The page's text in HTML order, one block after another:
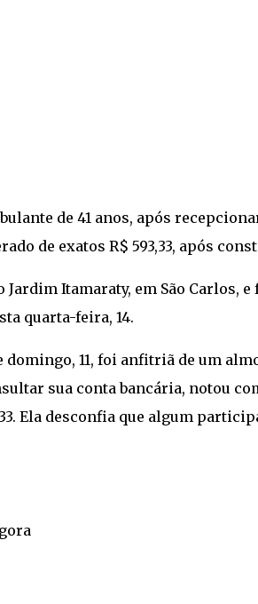
de 41 anos, após
de exatos R$ 593,33, após
Itamaraty, em São Carlos,
quarta-feira, 14.
11, foi anfitriã de um
sua conta bancária, notou
Ela desconfia que algum